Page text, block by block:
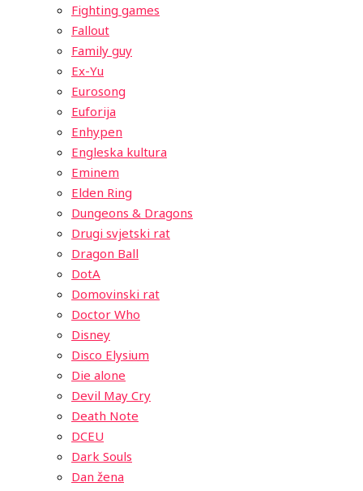
Fighting games
Fallout
Family guy
Ex-Yu
Eurosong
Euforija
Enhypen
Engleska kultura
Eminem
Elden Ring
Dungeons & Dragons
Drugi svjetski rat
Dragon Ball
DotA
Domovinski rat
Doctor Who
Disney
Disco Elysium
Die alone
Devil May Cry
Death Note
DCEU
Dark Souls
Dan žena